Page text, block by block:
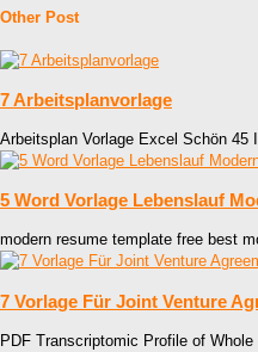
Other Post
7 Arbeitsplanvorlage
Arbeitsplan Vorlage Excel Schön 45
5 Word Vorlage Lebenslauf
modern resume template free best
7 Vorlage Für Joint Venture
PDF Transcriptomic Profile of